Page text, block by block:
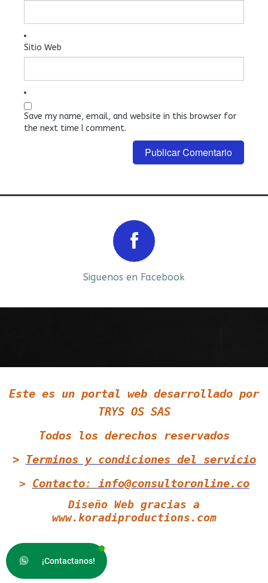
Sitio Web
Save my name, email, and website in this browser for
the next time I comment.
Siguenos en Facebook
Este es un portal web desarrollado por
TRYS OS SAS
Todos los derechos reservados
> Terminos y condiciones del servicio
> Contacto: info@consultoronline.co
Diseño Web gracias a
www.koradiproductions.com
¡Contactanos!